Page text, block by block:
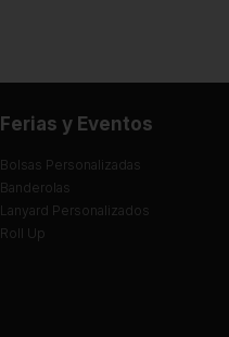
Ferias y Eventos
Bolsas Personalizadas
Banderolas
Lanyard Personalizados
Roll Up